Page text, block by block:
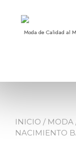
contenido
Moda de Calidad al
INICIO / MODA
NACIMIENTO